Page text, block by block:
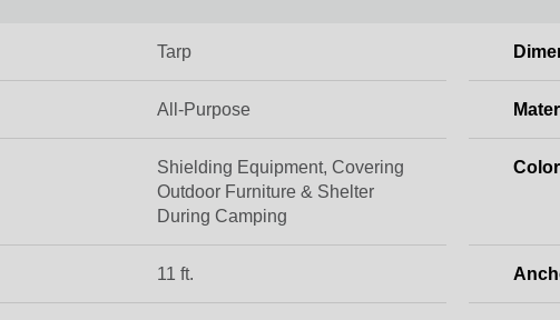
Tarp
All-Purpose
Shielding Equipment, Covering
Outdoor Furniture & Shelter
During Camping
Color
11 ft.